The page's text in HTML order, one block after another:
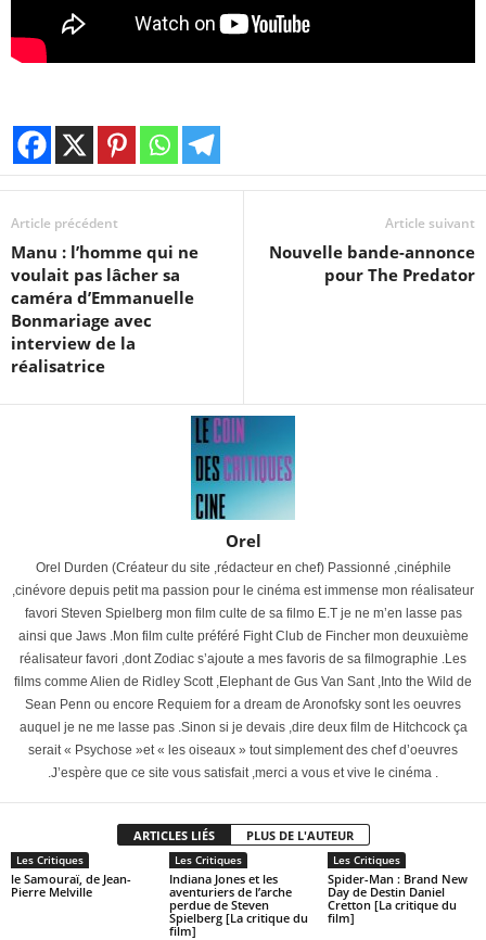
Article précédent
Manu : l’homme qui ne
voulait pas lâcher sa
caméra d’Emmanuelle
Bonmariage avec
interview de la
réalisatrice
Article suivant
Nouvelle bande-annonce
pour The Predator
Orel
Orel Durden (Créateur du site ,rédacteur en chef) Passionné ,cinéphile
,cinévore depuis petit ma passion pour le cinéma est immense mon réalisateur
favori Steven Spielberg mon film culte de sa filmo E.T je ne m’en lasse pas
ainsi que Jaws .Mon film culte préféré Fight Club de Fincher mon deuxuième
réalisateur favori ,dont Zodiac s’ajoute a mes favoris de sa filmographie .Les
films comme Alien de Ridley Scott ,Elephant de Gus Van Sant ,Into the Wild de
Sean Penn ou encore Requiem for a dream de Aronofsky sont les oeuvres
auquel je ne me lasse pas .Sinon si je devais ,dire deux film de Hitchcock ça
serait « Psychose »et « les oiseaux » tout simplement des chef d’oeuvres
.J’espère que ce site vous satisfait ,merci a vous et vive le cinéma .
ARTICLES LIÉS PLUS DE L'AUTEUR
Les Critiques
le Samouraï, de Jean-
Pierre Melville
Les Critiques
Indiana Jones et les
aventuriers de l’arche
perdue de Steven
Spielberg [La critique du
film]
Les Critiques
Spider-Man : Brand New
Day de Destin Daniel
Cretton [La critique du
film]